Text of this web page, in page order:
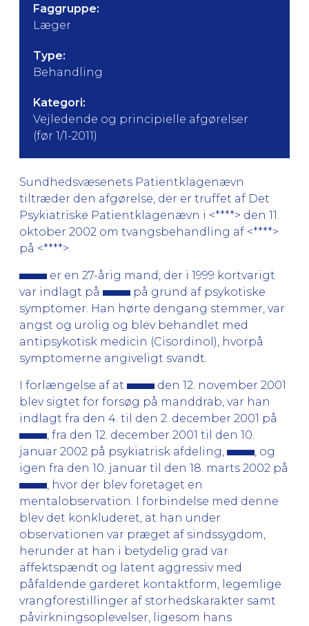
Faggruppe:
Læger
Type:
Behandling
Kategori:
Vejledende og principielle afgørelser
(før 1/1-2011)
Sundhedsvæsenets Patientklagenævn
tiltræder den afgørelse, der er truffet af Det
Psykiatriske Patientklagenævn i <****> den 11.
oktober 2002 om tvangsbehandling af <****>
på <****>.
er en 27-årig mand, der i 1999 kortvarigt
var indlagt på
på grund af psykotiske
symptomer. Han hørte dengang stemmer, var
angst og urolig og blev behandlet med
antipsykotisk medicin (Cisordinol), hvorpå
symptomerne angiveligt svandt.
I forlængelse af at
den 12. november 2001
blev sigtet for forsøg på manddrab, var han
indlagt fra den 4. til den 2. december 2001 på
, fra den 12. december 2001 til den 10.
januar 2002 på psykiatrisk afdeling,
, og
igen fra den 10. januar til den 18. marts 2002 på
, hvor der blev foretaget en
mentalobservation. I forbindelse med denne
blev det konkluderet, at han under
observationen var præget af sindssygdom,
herunder at han i betydelig grad var
affektspændt og latent aggressiv med
påfaldende garderet kontaktform, legemlige
vrangforestillinger af storhedskarakter samt
påvirkningsoplevelser, ligesom hans